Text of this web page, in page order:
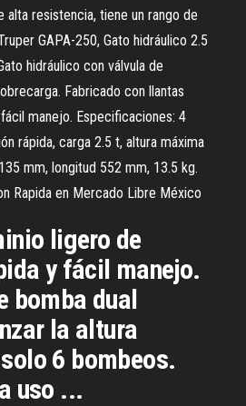
resistencia, tiene un rango de
GAPA-250, Gato hidráulico 2.5
hidráulico con válvula de
Fabricado con llantas
manejo. Especificaciones: 4
rápida, carga 2.5 t, altura máxima
mm, longitud 552 mm, 13.5 kg.
Rapida en Mercado Libre México
ligero de
y fácil manejo.
bomba dual
la altura
6 bombeos.
uso ...